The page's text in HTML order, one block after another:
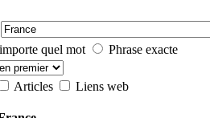
quel mot
Phrase exacte
Articles Liens web